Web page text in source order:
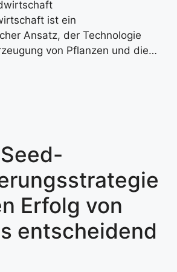
ist ein
Ansatz, der Technologie
von Pflanzen und die…
Erfolg von
entscheidend